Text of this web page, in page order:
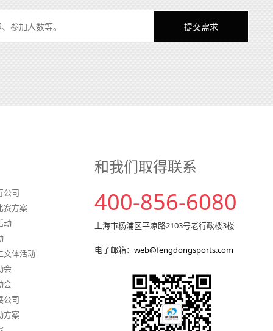
公司
赛方案
动
文体活动
会
会
公司
方案
和我们取得联系
400-856-6080
上海市杨浦区平凉路2103号老行政楼3楼
电子邮箱：web@fengdongsports.com